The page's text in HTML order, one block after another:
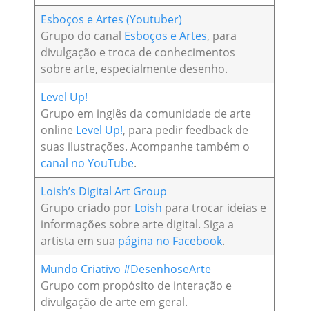
Esboços e Artes (Youtuber)
Grupo do canal Esboços e Artes, para
divulgação e troca de conhecimentos
sobre arte, especialmente desenho.
Level Up!
Grupo em inglês da comunidade de arte
online Level Up!, para pedir feedback de
suas ilustrações. Acompanhe também o
canal no YouTube.
Loish’s Digital Art Group
Grupo criado por Loish para trocar ideias e
informações sobre arte digital. Siga a
artista em sua página no Facebook.
Mundo Criativo #DesenhoseArte
Grupo com propósito de interação e
divulgação de arte em geral.